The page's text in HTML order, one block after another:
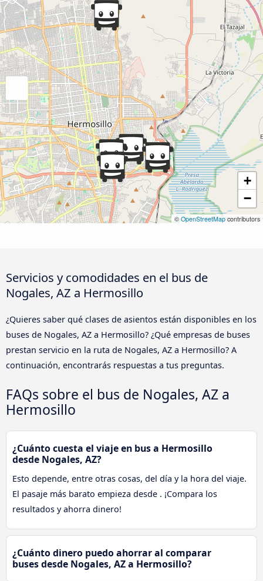
+
−
© OpenStreetMap contributors
Servicios y comodidades en el bus de
Nogales, AZ a Hermosillo
¿Quieres saber qué clases de asientos están disponibles en los
buses de Nogales, AZ a Hermosillo? ¿Qué empresas de buses
prestan servicio en la ruta de Nogales, AZ a Hermosillo? A
continuación, encontrarás respuestas a tus preguntas.
FAQs sobre el bus de Nogales, AZ a
Hermosillo
¿Cuánto cuesta el viaje en bus a Hermosillo
desde Nogales, AZ?
Esto depende, entre otras cosas, del día y la hora del viaje.
El pasaje más barato empieza desde . ¡Compara los
resultados y ahorra dinero!
¿Cuánto dinero puedo ahorrar al comparar
buses desde Nogales, AZ a Hermosillo?